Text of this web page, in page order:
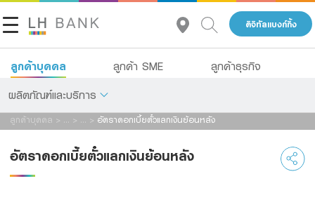
ดิจิทัลแบงก์กิ้ง
ลูกค้าบุคคล ลูกค้า SME ลูกค้าธุรกิจ
ผลิตภัณฑ์และบริการ
เกี่ยวกับเรา
ลูกค้าบุคคล > ... > ... > อัตราดอกเบี้ยตั๋วแลกเงินย้อนหลัง
อัตราดอกเบี้ยตั๋วแลกเงินย้อนหลัง